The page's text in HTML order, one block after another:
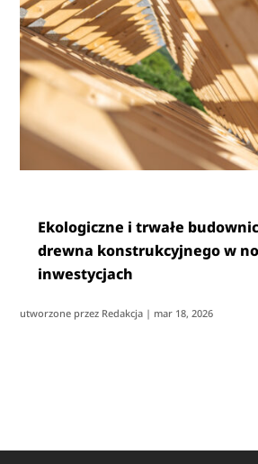
Ekologiczne i trwałe
drewna konstrukcyjnego w
inwestycjach
utworzone przez Redakcja | mar 18, 2026